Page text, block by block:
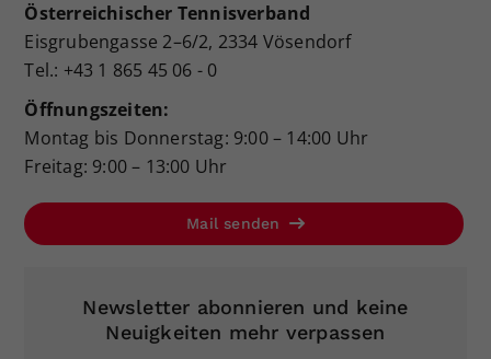
Österreichischer Tennisverband
Eisgrubengasse 2–6/2, 2334 Vösendorf
Tel.: +43 1 865 45 06 - 0
Öffnungszeiten:
Montag bis Donnerstag: 9:00 – 14:00 Uhr
Freitag: 9:00 – 13:00 Uhr
Mail senden
Newsletter abonnieren und keine
Neuigkeiten mehr verpassen